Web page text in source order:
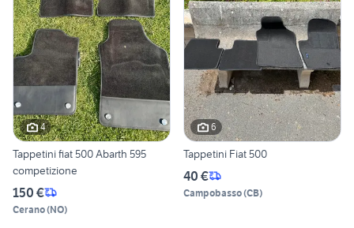
4
Tappetini fiat 500 Abarth 595
competizione
150 €
Cerano(NO)
6
Tappetini Fiat 500
40 €
Campobasso(CB)